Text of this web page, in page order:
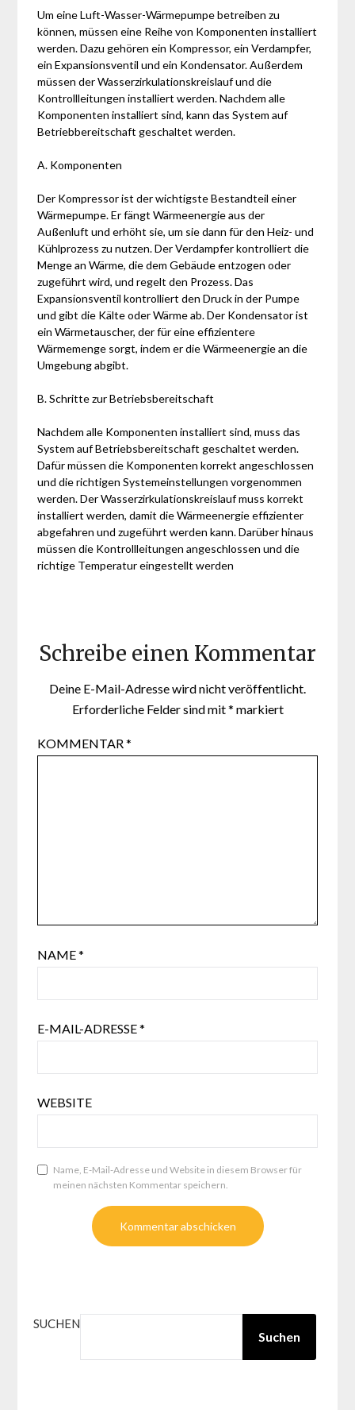
Um eine Luft-Wasser-Wärmepumpe betreiben zu
können, müssen eine Reihe von Komponenten installiert
werden. Dazu gehören ein Kompressor, ein Verdampfer,
ein Expansionsventil und ein Kondensator. Außerdem
müssen der Wasserzirkulationskreislauf und die
Kontrollleitungen installiert werden. Nachdem alle
Komponenten installiert sind, kann das System auf
Betriebbereitschaft geschaltet werden.
A. Komponenten
Der Kompressor ist der wichtigste Bestandteil einer
Wärmepumpe. Er fängt Wärmeenergie aus der
Außenluft und erhöht sie, um sie dann für den Heiz- und
Kühlprozess zu nutzen. Der Verdampfer kontrolliert die
Menge an Wärme, die dem Gebäude entzogen oder
zugeführt wird, und regelt den Prozess. Das
Expansionsventil kontrolliert den Druck in der Pumpe
und gibt die Kälte oder Wärme ab. Der Kondensator ist
ein Wärmetauscher, der für eine effizientere
Wärmemenge sorgt, indem er die Wärmeenergie an die
Umgebung abgibt.
B. Schritte zur Betriebsbereitschaft
Nachdem alle Komponenten installiert sind, muss das
System auf Betriebsbereitschaft geschaltet werden.
Dafür müssen die Komponenten korrekt angeschlossen
und die richtigen Systemeinstellungen vorgenommen
werden. Der Wasserzirkulationskreislauf muss korrekt
installiert werden, damit die Wärmeenergie effizienter
abgefahren und zugeführt werden kann. Darüber hinaus
müssen die Kontrollleitungen angeschlossen und die
richtige Temperatur eingestellt werden
Schreibe einen Kommentar
Deine E-Mail-Adresse wird nicht veröffentlicht.
Erforderliche Felder sind mit* markiert
KOMMENTAR*
NAME*
E-MAIL-ADRESSE*
WEBSITE
Name, E-Mail-Adresse und Website in diesem Browser für
meinen nächsten Kommentar speichern.
SUCHEN
Suchen